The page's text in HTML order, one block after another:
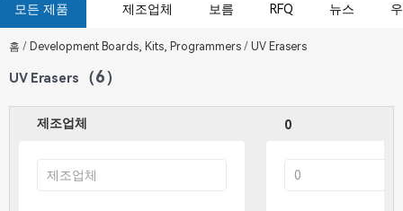
모든 제품 제조업체 보름 RFQ 뉴스
홈 / Development Boards, Kits, Programmers / UV Erasers
UV Erasers （6）
제조업체 0